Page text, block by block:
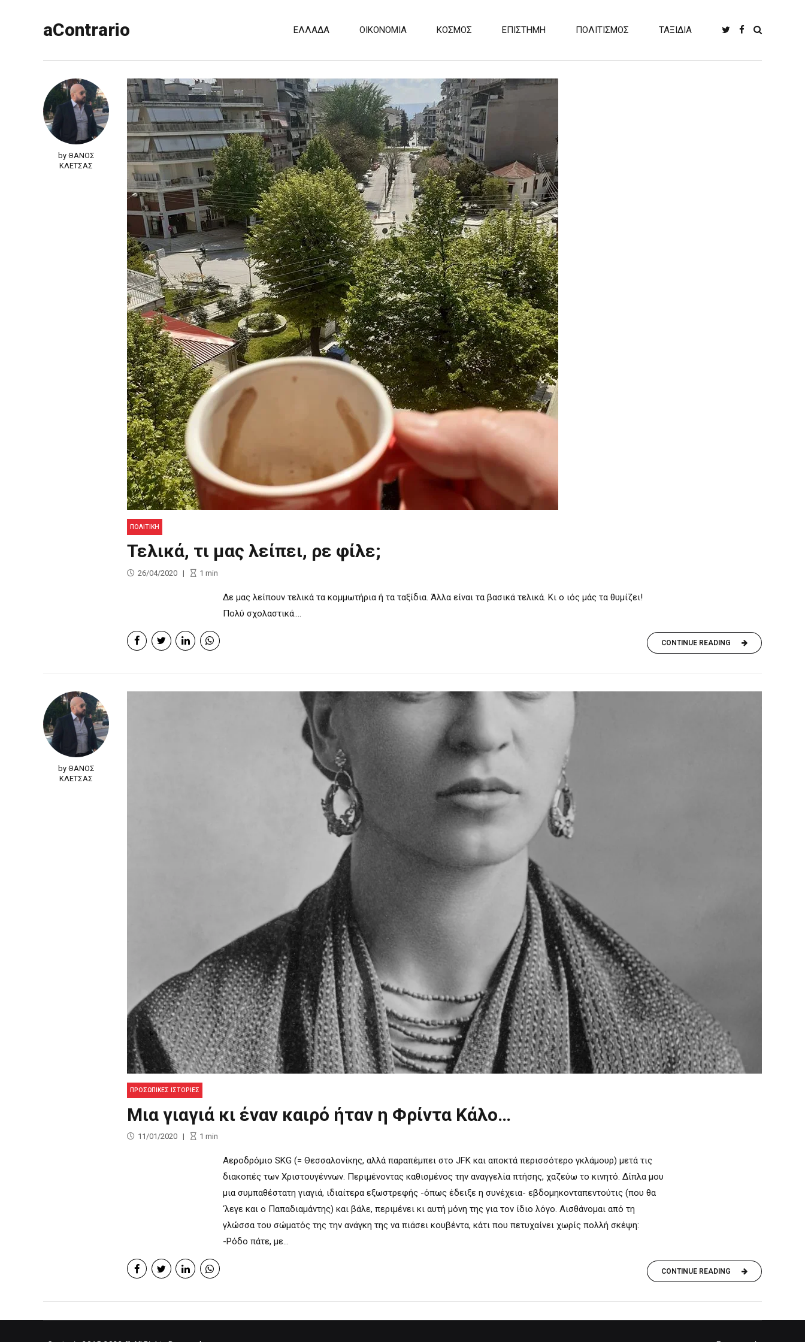
aContrario ΕΛΛΑΔΑ ΟΙΚΟΝΟΜΙΑ ΚΟΣΜΟΣ ΕΠΙΣΤΗΜΗ ΠΟΛΙΤΙΣΜΟΣ ΤΑΞΙΔΙΑ
by ΘΑΝΟΣ
ΚΛΕΤΣΑΣ
ΠΟΛΙΤΙΚΉ
Τελικά, τι μας λείπει, ρε φίλε;
26/04/2020 1 min
Δε μας λείπουν τελικά τα κομμωτήρια ή τα ταξίδια. Άλλα είναι τα βασικά τελικά. Κι ο ιός μάς τα θυμίζει!
Πολύ σχολαστικά....
CONTINUE READING
by ΘΑΝΟΣ
ΚΛΕΤΣΑΣ
ΠΡΟΣΩΠΙΚΕΣ ΙΣΤΟΡΙΕΣ
Μια γιαγιά κι έναν καιρό ήταν η Φρίντα Κάλο…
11/01/2020 1 min
Αεροδρόμιο SKG (= Θεσσαλονίκης, αλλά παραπέμπει στο JFK και αποκτά περισσότερο γκλάμουρ) μετά τις
διακοπές των Χριστουγέννων. Περιμένοντας καθισμένος την αναγγελία πτήσης, χαζεύω το κινητό. Δίπλα μου
μια συμπαθέστατη γιαγιά, ιδιαίτερα εξωστρεφής -όπως έδειξε η συνέχεια- εβδομηκονταπεντούτις (που θα
‘λεγε και ο Παπαδιαμάντης) και βάλε, περιμένει κι αυτή μόνη της για τον ίδιο λόγο. Αισθάνομαι από τη
γλώσσα του σώματός της την ανάγκη της να πιάσει κουβέντα, κάτι που πετυχαίνει χωρίς πολλή σκέψη:
-Ρόδο πάτε, με...
CONTINUE READING